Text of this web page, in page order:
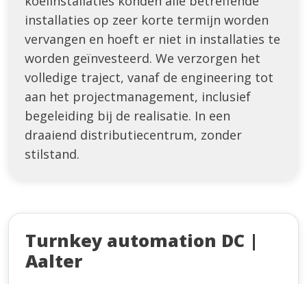
installaties op zeer korte termijn worden
vervangen en hoeft er niet in installaties te
worden geïnvesteerd. We verzorgen het
volledige traject, vanaf de engineering tot
aan het projectmanagement, inclusief
begeleiding bij de realisatie. In een
draaiend distributiecentrum, zonder
stilstand.
Turnkey automation DC |
Aalter